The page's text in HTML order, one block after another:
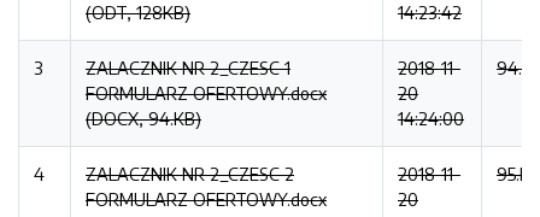
(ODT, 128KB)
14:23:42
3
ZALACZNIK NR 2_CZESC 1
FORMULARZ OFERTOWY.docx
(DOCX, 94.KB)
2018-11-
20
14:24:00
4
ZALACZNIK NR 2_CZESC 2
FORMULARZ OFERTOWY.docx
2018-11-
20
95.KB